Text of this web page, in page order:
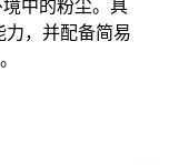
中的粉尘。具
力，并配备简易